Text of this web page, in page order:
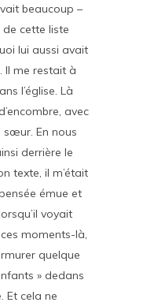
beaucoup –
de cette liste
lui aussi avait
Il me restait à
l’église. Là
avec
sœur. En nous
derrière le
texte, il m’était
émue et
voyait
moments-là,
quelque
» dedans
Et cela ne